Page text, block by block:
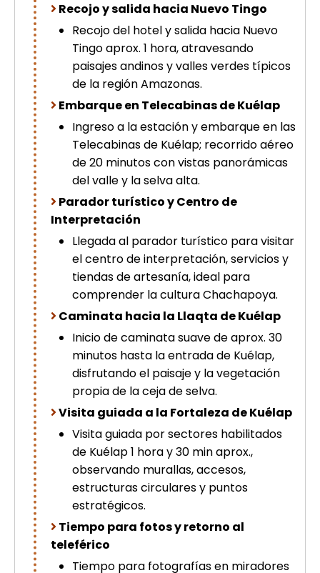
Recojo y salida hacia Nuevo Tingo
Recojo del hotel y salida hacia Nuevo
Tingo aprox. 1 hora, atravesando
paisajes andinos y valles verdes típicos
de la región Amazonas.
Embarque en Telecabinas de Kuélap
Ingreso a la estación y embarque en las
Telecabinas de Kuélap; recorrido aéreo
de 20 minutos con vistas panorámicas
del valle y la selva alta.
Parador turístico y Centro de
Interpretación
Llegada al parador turístico para visitar
el centro de interpretación, servicios y
tiendas de artesanía, ideal para
comprender la cultura Chachapoya.
Caminata hacia la Llaqta de Kuélap
Inicio de caminata suave de aprox. 30
minutos hasta la entrada de Kuélap,
disfrutando el paisaje y la vegetación
propia de la ceja de selva.
Visita guiada a la Fortaleza de Kuélap
Visita guiada por sectores habilitados
de Kuélap 1 hora y 30 min aprox.,
observando murallas, accesos,
estructuras circulares y puntos
estratégicos.
Tiempo para fotos y retorno al
teleférico
Tiempo para fotografías en miradores